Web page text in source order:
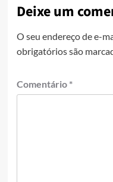
Deixe um
O seu endereço de e-
obrigatórios são
Comentário *